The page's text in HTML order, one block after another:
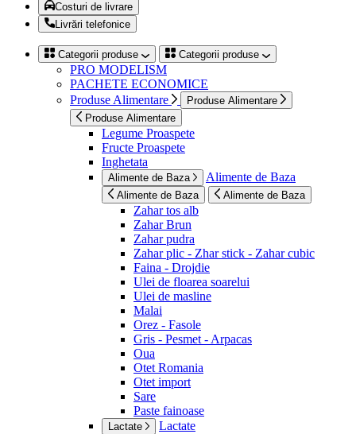
Costuri de livrare
Livrări telefonice
Categorii produse Categorii produse
PRO MODELISM
PACHETE ECONOMICE
Produse Alimentare
Produse Alimentare
Produse Alimentare
Legume Proaspete
Fructe Proaspete
Inghetata
Alimente de Baza Alimente de Baza
Alimente de Baza Alimente de Baza
Zahar tos alb
Zahar Brun
Zahar pudra
Zahar plic - Zhar stick - Zahar cubic
Faina - Drojdie
Ulei de floarea soarelui
Ulei de masline
Malai
Orez - Fasole
Gris - Pesmet - Arpacas
Oua
Otet Romania
Otet import
Sare
Paste fainoase
Lactate Lactate